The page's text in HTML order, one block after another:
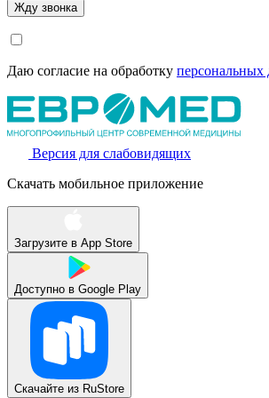
Даю согласие на обработку
Версия для слабовидящих
Скачать мобильное приложение
Загрузите в App Store
Доступно в Google Play
Скачайте из RuStore